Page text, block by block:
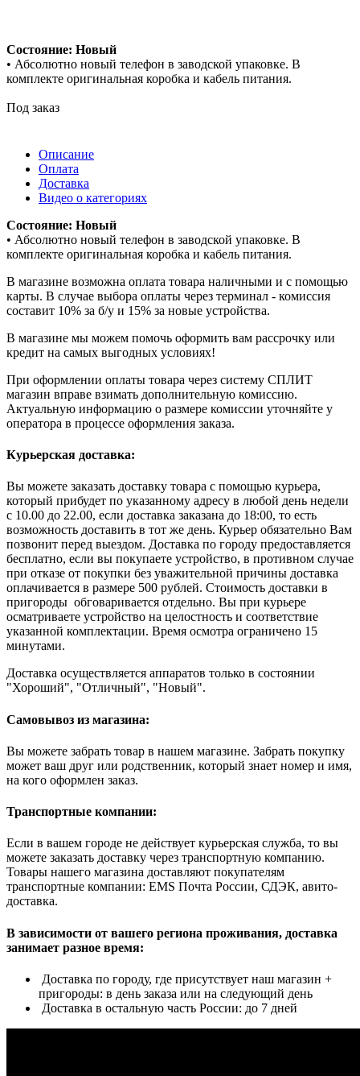
Состояние: Новый
• Абсолютно новый телефон в заводской упаковке. В
комплекте оригинальная коробка и кабель питания.
Под заказ
Описание
Оплата
Доставка
Видео о категориях
Состояние: Новый
• Абсолютно новый телефон в заводской упаковке. В
комплекте оригинальная коробка и кабель питания.
В магазине возможна оплата товара наличными и с помощью
карты. В случае выбора оплаты через терминал - комиссия
составит 10% за б/у и 15% за новые устройства.
В магазине мы можем помочь оформить вам рассрочку или
кредит на самых выгодных условиях!
При оформлении оплаты товара через систему СПЛИТ
магазин вправе взимать дополнительную комиссию.
Актуальную информацию о размере комиссии уточняйте у
оператора в процессе оформления заказа.
Курьерская доставка:
Вы можете заказать доставку товара с помощью курьера,
который прибудет по указанному адресу в любой день недели
с 10.00 до 22.00, если доставка заказана до 18:00, то есть
возможность доставить в тот же день. Курьер обязательно Вам
позвонит перед выездом. Доставка по городу предоставляется
бесплатно, если вы покупаете устройство, в противном случае
при отказе от покупки без уважительной причины доставка
оплачивается в размере 500 рублей. Стоимость доставки в
пригороды обговаривается отдельно. Вы при курьере
осматриваете устройство на целостность и соответствие
указанной комплектации. Время осмотра ограничено 15
минутами.
Доставка осуществляется аппаратов только в состоянии
"Хороший", "Отличный", "Новый".
Самовывоз из магазина:
Вы можете забрать товар в нашем магазине. Забрать покупку
может ваш друг или родственник, который знает номер и имя,
на кого оформлен заказ.
Транспортные компании:
Если в вашем городе не действует курьерская служба, то вы
можете заказать доставку через транспортную компанию.
Товары нашего магазина доставляют покупателям
транспортные компании: EMS Почта России, СДЭК, авито-
доставка.
В зависимости от вашего региона проживания, доставка
занимает разное время:
Доставка по городу, где присутствует наш магазин +
пригороды: в день заказа или на следующий день
Доставка в остальную часть России: до 7 дней